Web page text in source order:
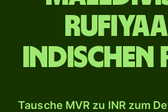
indischen
Tausche MVR zu INR zum